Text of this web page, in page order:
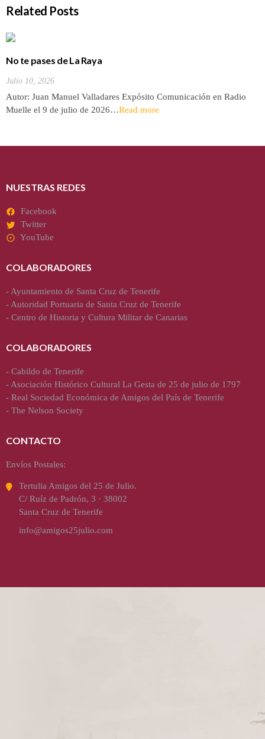
Related Posts
No te pases de La Raya
Julio 10, 2026
Autor: Juan Manuel Valladares Expósito Comunicación en Radio
Muelle el 9 de julio de 2026…Read more
NUESTRAS REDES
Facebook
Twitter
YouTube
COLABORADORES
- Ayuntamiento de Santa Cruz de Tenerife
- Autoridad Portuaria de Santa Cruz de Tenerife
- Centro de Historia y Cultura Militar de Canarias
COLABORADORES
- Cabildo de Tenerife
- Asociación Histórico Cultural La Gesta de 25 de julio de 1797
- Real Sociedad Económica de Amigos del País de Tenerife
- The Nelson Society
CONTACTO
Envíos Postales:
Tertulia Amigos del 25 de Julio.
C/ Ruíz de Padrón, 3 · 38002
Santa Cruz de Tenerife
info@amigos25julio.com